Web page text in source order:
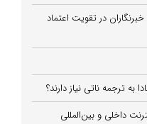
در تقویت اعتماد
به ترجمه ناتی نیاز دارند؟
داخلی و بین‌المللی